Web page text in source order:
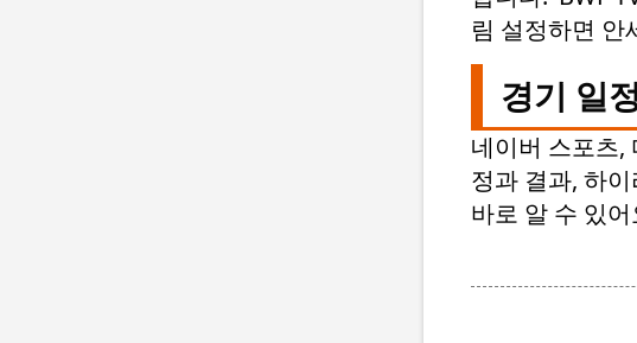
림 설정하면 안
경기 일
네이버 스포츠,
정과 결과, 하
바로 알 수 있어